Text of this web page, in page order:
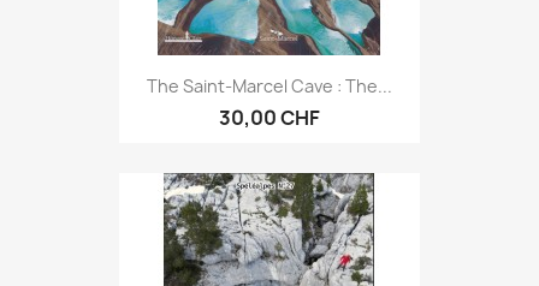
The Saint-Marcel Cave : The...
30,00 CHF